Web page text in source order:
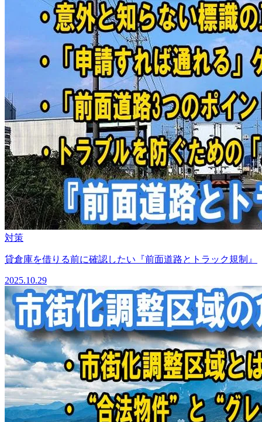
対策
貸倉庫を借りる前に確認したい『前面道路とトラック規制』
2025.10.29